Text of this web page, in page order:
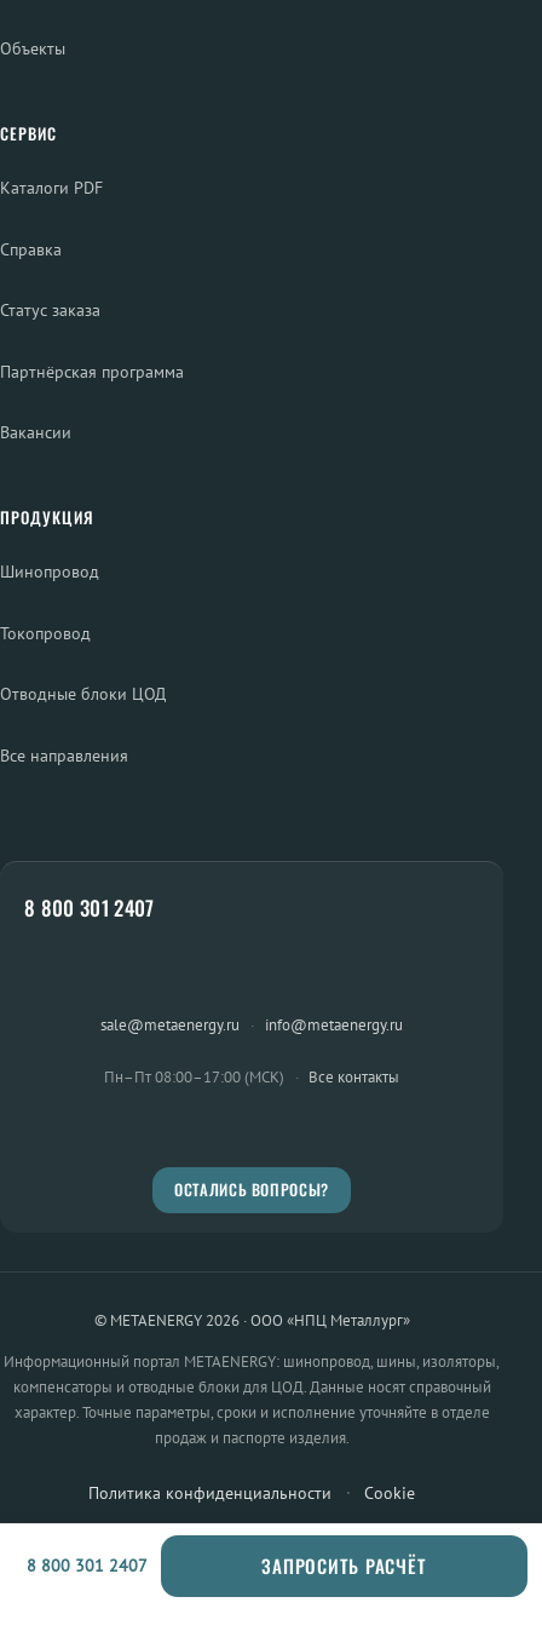
Объекты
СЕРВИС
Каталоги PDF
Справка
Статус заказа
Партнёрская программа
Вакансии
ПРОДУКЦИЯ
Шинопровод
Токопровод
Отводные блоки ЦОД
Все направления
8 800 301 2407
sale@metaenergy.ru · info@metaenergy.ru
Пн–Пт 08:00–17:00 (МСК) · Все контакты
ОСТАЛИСЬ ВОПРОСЫ?
© METAENERGY 2026 · ООО «НПЦ Металлург»
Информационный портал METAENERGY: шинопровод, шины, изоляторы,
компенсаторы и отводные блоки для ЦОД. Данные носят справочный
характер. Точные параметры, сроки и исполнение уточняйте в отделе
продаж и паспорте изделия.
Политика конфиденциальности · Cookie
8 800 301 2407 ЗАПРОСИТЬ РАСЧЁТ